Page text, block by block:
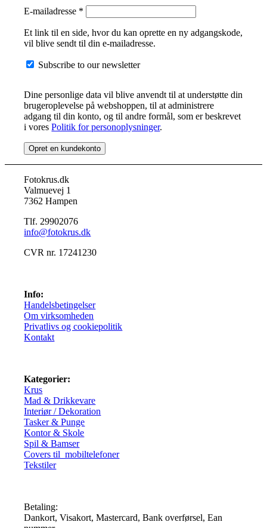
E-mailadresse *
Et link til en side, hvor du kan oprette en ny adgangskode,
vil blive sendt til din e-mailadresse.
Subscribe to our newsletter
Dine personlige data vil blive anvendt til at understøtte din
brugeroplevelse på webshoppen, til at administrere
adgang til din konto, og til andre formål, som er beskrevet
i voresPolitik for personoplysninger.
Opret en kundekonto
Fotokrus.dk
Valmuevej 1
7362 Hampen
Tlf. 29902076
info@fotokrus.dk
CVR nr. 17241230
Info:
Handelsbetingelser
Om virksomheden
Privatlivs og cookiepolitik
Kontakt
Kategorier:
Krus
Mad & Drikkevare
Interiør / Dekoration
Tasker & Punge
Kontor & Skole
Spil & Bamser
Covers til mobiltelefoner
Tekstiler
Betaling:
Dankort, Visakort, Mastercard, Bank overførsel, Ean